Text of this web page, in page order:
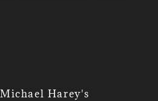
Michael Harey's